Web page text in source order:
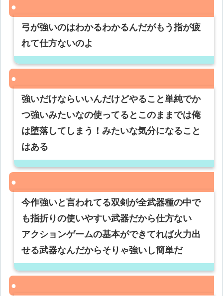
弓が強いのはわかるわかるんだがもう指が疲
れて仕方ないのよ
強いだけならいいんだけどやること単純でか
つ強いみたいなの使ってるとこのままでは俺
は堕落してしまう！みたいな気分になること
はある
今作強いと言われてる双剣が全武器種の中で
も指折りの使いやすい武器だから仕方ない
アクションゲームの基本ができてれば火力出
せる武器なんだからそりゃ強いし簡単だ